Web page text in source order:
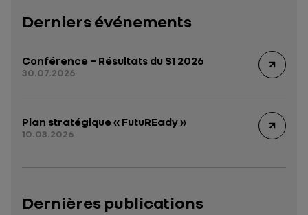
Derniers événements
Conférence – Résultats du S1 2026
30.07.2026
Plan stratégique « FutuREady »
10.03.2026
Dernières publications